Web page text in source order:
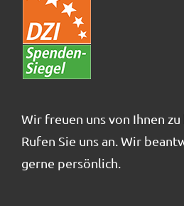
Wir freuen uns von Ihnen zu
Rufen Sie uns an. Wir
gerne persönlich.